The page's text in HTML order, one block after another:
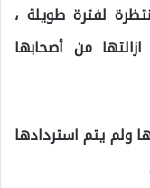
لفترة طويلة ،
من أصحابها
ولم يتم استردادها